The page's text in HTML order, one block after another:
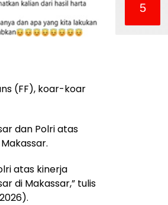
(FF), koar-koar
dan Polri atas
atas kinerja
di Makassar,” tulis
5